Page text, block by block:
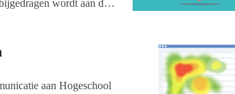
wordt aan deze
aan Hogeschool